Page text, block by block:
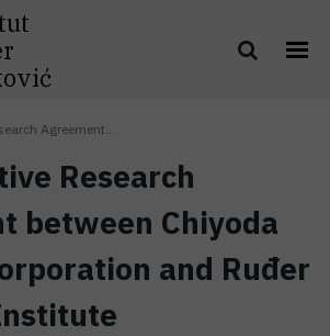
Agreement...
Research
between Chiyoda
and Ruđer